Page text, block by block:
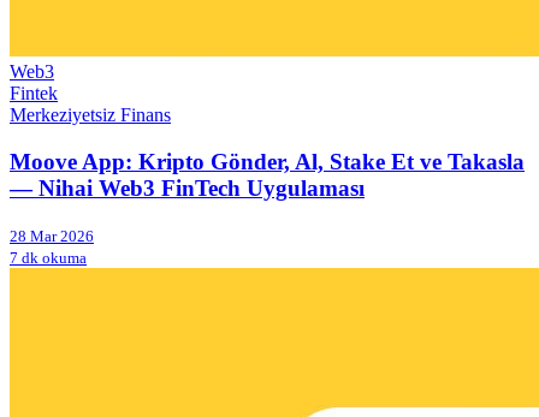
Web3
Fintek
Merkeziyetsiz Finans
Moove App: Kripto Gönder, Al, Stake Et ve Takasla
— Nihai Web3 FinTech Uygulaması
28 Mar 2026
7 dk okuma